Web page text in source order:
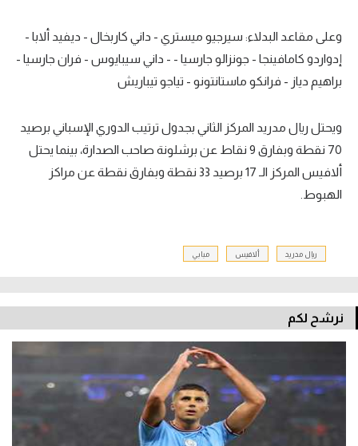
وعلى مقاعد البدلاء: سيرجيو ميستري - داني كاربخال - ديفيد ألابا -
إدواردو كامافينجا - جونزالو جارسيا - - داني سيبايوس - فران جارسيا -
براهيم دياز - فرانكو ماستانتونو - تياجو تيباريش
ويحتل ريال مدريد المركز الثاني بجدول ترتيب الدوري الإسباني برصيد
70 نقطة وبفارق 9 نقاط عن برشلونة صاحب الصدارة، بينما يحتل
ألافيس المركز الـ 17 برصيد 33 نقطة وبفارق نقطة عن مراكز
الهبوط.
ريال مدريد ألافيس مبابي
نرشح لكم